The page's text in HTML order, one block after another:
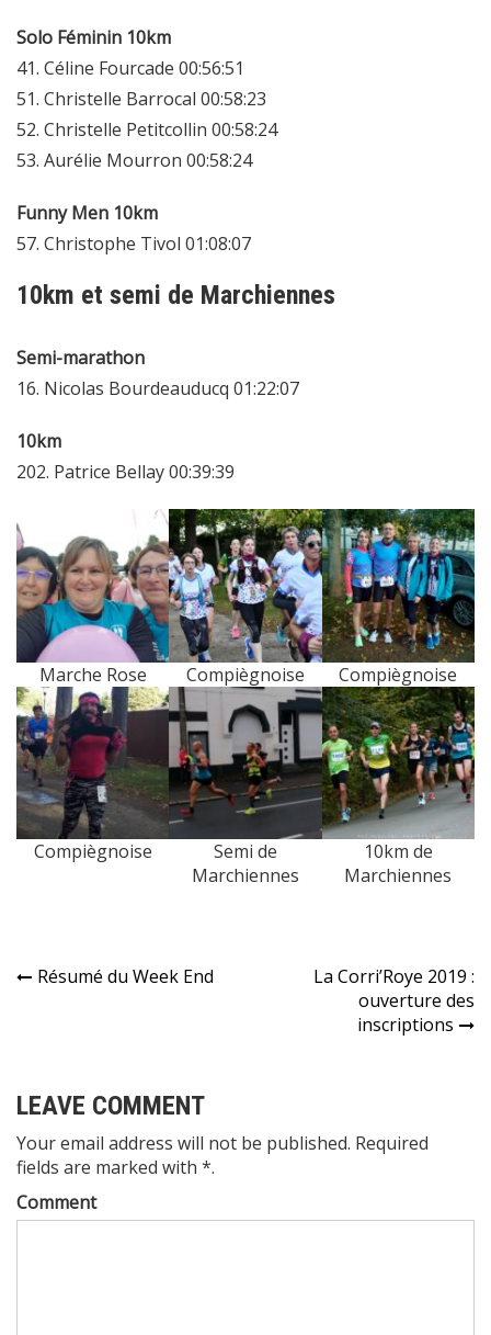
Solo Féminin 10km
41. Céline Fourcade 00:56:51
51. Christelle Barrocal 00:58:23
52. Christelle Petitcollin 00:58:24
53. Aurélie Mourron 00:58:24
Funny Men 10km
57. Christophe Tivol 01:08:07
10km et semi de Marchiennes
Semi-marathon
16. Nicolas Bourdeauducq 01:22:07
10km
202. Patrice Bellay 00:39:39
Marche Rose Compiègnoise Compiègnoise
Compiègnoise
Semi de
Marchiennes
10km de
Marchiennes
Résumé du Week End
La Corri’Roye 2019 :
ouverture des
inscriptions
LEAVE COMMENT
Your email address will not be published. Required
fields are marked with *.
Comment